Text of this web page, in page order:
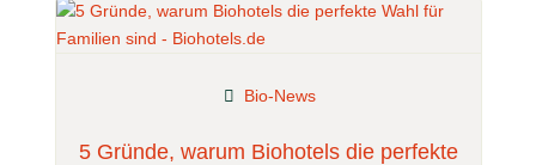
5 Gründe, warum Biohotels die perfekte
Bio-News